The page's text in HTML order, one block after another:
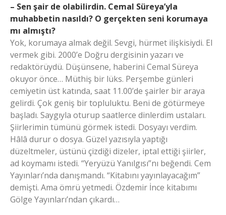
– Sen şair de olabilirdin. Cemal Süreya’yla
muhabbetin nasıldı? O gerçekten seni korumaya
mı almıştı?
Yok, korumaya almak değil. Sevgi, hürmet ilişkisiydi. El
vermek gibi. 2000’e Doğru dergisinin yazarı ve
redaktörüydü. Düşünsene, haberini Cemal Süreya
okuyor önce… Müthiş bir lüks. Perşembe günleri
cemiyetin üst katında, saat 11.00’de şairler bir araya
gelirdi. Çok geniş bir topluluktu. Beni de götürmeye
başladı. Saygıyla oturup saatlerce dinlerdim ustaları.
Şiirlerimin tümünü görmek istedi. Dosyayı verdim.
Hâlâ durur o dosya. Güzel yazısıyla yaptığı
düzeltmeler, üstünü çizdiği dizeler, iptal ettiği şiirler,
ad koymamı istedi. “Yeryüzü Yanılgısı”nı beğendi. Cem
Yayınları’nda danışmandı. “Kitabını yayınlayacağım”
demişti. Ama ömrü yetmedi. Özdemir İnce kitabımı
Gölge Yayınları’ndan çıkardı…